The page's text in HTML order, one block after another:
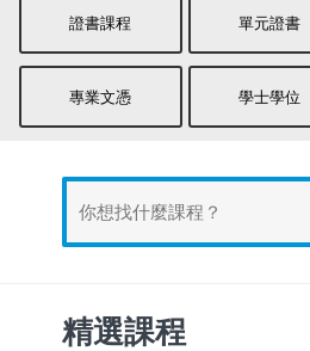
證書課程 單元證書
專業文憑 學士學位
精選課程